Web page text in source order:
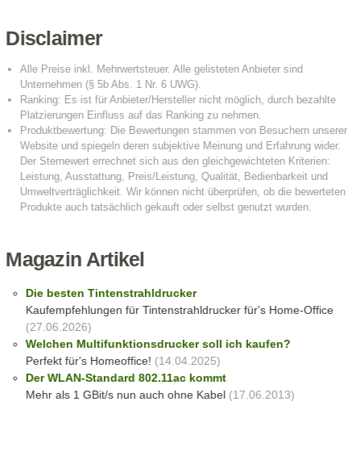
Disclaimer
Magazin Artikel
Die besten Tintenstrahldrucker
Kaufempfehlungen für Tintenstrahldrucker für's Home-Office
(27.06.2026)
Welchen Multifunktionsdrucker soll ich kaufen?
Perfekt für's Homeoffice! (14.04.2025)
Der WLAN-Standard 802.11ac kommt
Mehr als 1 GBit/s nun auch ohne Kabel(17.06.2013)